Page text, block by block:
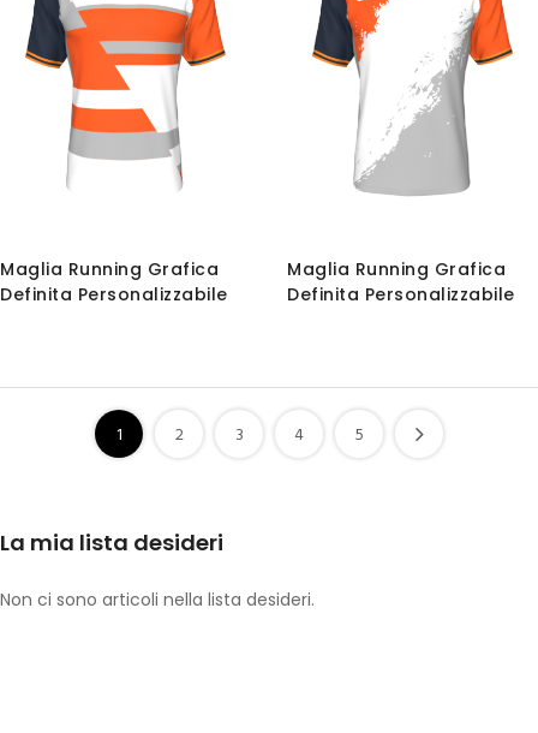
Maglia Running Grafica
Definita Personalizzabile
Maglia Running Grafica
Definita Personalizzabile
1 2 3 4 5
La mia lista desideri
Non ci sono articoli nella lista desideri.